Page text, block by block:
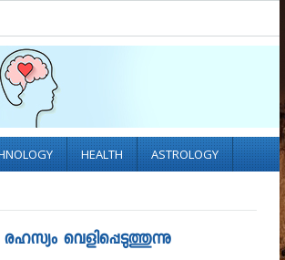
HEALTH ASTROLOGY
വെളിപ്പെടുത്തുന്നു